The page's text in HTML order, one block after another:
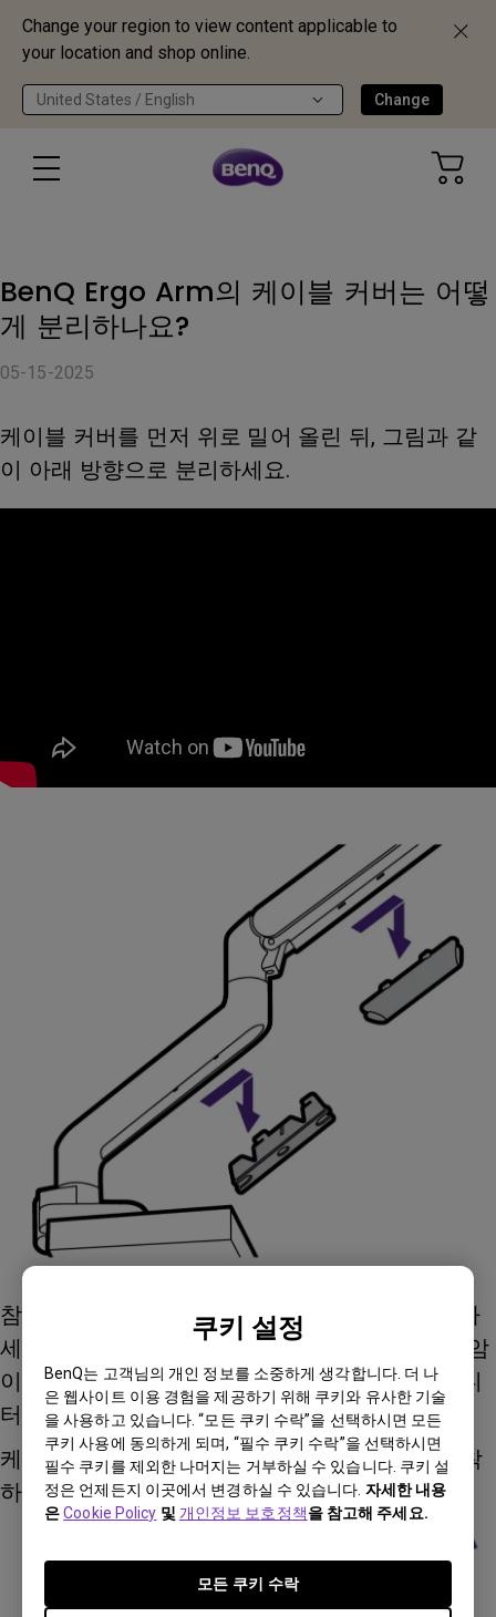
Change your region to view content applicable to
your location and shop online.
United States / English Change
쿠키 설정
BenQ는 고객님의 개인 정보를 소중하게 생각합니다. 더 나
은 웹사이트 이용 경험을 제공하기 위해 쿠키와 유사한 기술
을 사용하고 있습니다. “모든 쿠키 수락”을 선택하시면 모든
쿠키 사용에 동의하게 되며, “필수 쿠키 수락”을 선택하시면
필수 쿠키를 제외한 나머지는 거부하실 수 있습니다. 쿠키 설
정은 언제든지 이곳에서 변경하실 수 있습니다. 자세한 내용
은Cookie Policy 및 개인정보 보호정책을 참고해 주세요.
모든 쿠키 수락
BenQ Ergo Arm의 케이블 커버는 어떻
게 분리하나요?
05-15-2025
케이블 커버를 먼저 위로 밀어 올린 뒤, 그림과 같
이 아래 방향으로 분리하세요.
참고: 안내된 그림처럼 케이블을 올바르게 정리하
세요. 모니터 각도 조정(틸트, 스위블, 회전)이나 암
이동 시 커넥터가 무리하게 당겨지지 않도록 모니
터 근처 케이블에는 여유를 남겨두세요.
케이블 정리가 완료되면 케이블 커버를 다시 장착
하세요.